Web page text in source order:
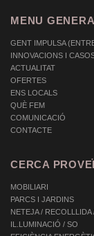
MENU
GENT IMPULSA
INNOVACIONS I
ACTUALITAT
OFERTES
ENS LOCALS
QUÈ FEM
COMUNICACIÓ
CONTACTE
CERCA
MOBILIARI
PARCS I JARDINS
NETEJA /
IL.LUMINACIÓ / SO